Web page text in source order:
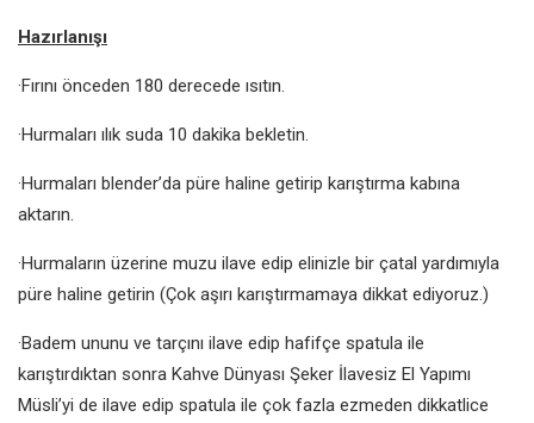
Hazırlanışı
·Fırını önceden 180 derecede ısıtın.
·Hurmaları ılık suda 10 dakika bekletin.
·Hurmaları blender’da püre haline getirip karıştırma kabına
aktarın.
·Hurmaların üzerine muzu ilave edip elinizle bir çatal yardımıyla
püre haline getirin (Çok aşırı karıştırmamaya dikkat ediyoruz.)
·Badem ununu ve tarçını ilave edip hafifçe spatula ile
karıştırdıktan sonra Kahve Dünyası Şeker İlavesiz El Yapımı
Müsli’yi de ilave edip spatula ile çok fazla ezmeden dikkatlice